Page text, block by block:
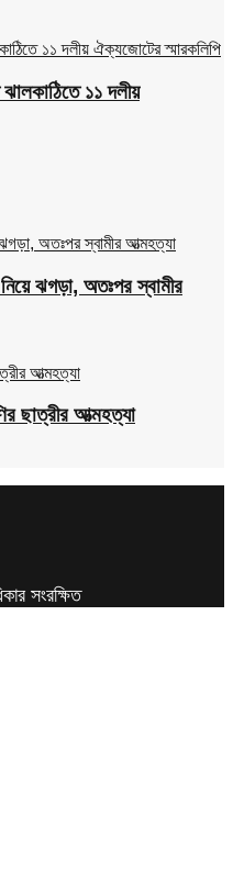
১১ দলীয়
ঝগড়া, অতঃপর স্বামীর
ছাত্রীর আত্মহত্যা
সংরক্ষিত